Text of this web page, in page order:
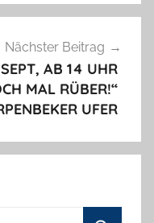
Nächster Beitrag
AB 14 UHR
MAL RÜBER!“
UFER